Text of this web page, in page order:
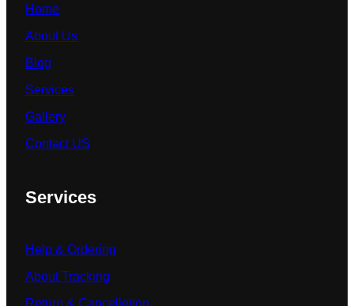
Home
About Us
Blog
Services
Gallery
Contact US
Services
Help & Ordering
About Tracking
Return & Cancelletion